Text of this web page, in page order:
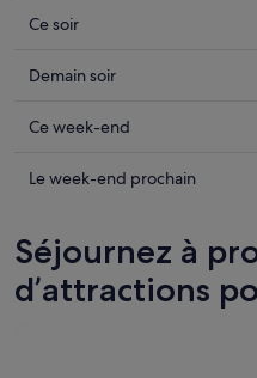
Consulter
prix
Tela
cette
août
-
7
Ce soir
Consulter
prix
Tela
soir,
7
août
Demain soir
Consulter
prix
pour
ce
week-
Ce week-end
Consulter
à
Tela
pour
Le week-end prochain
Séjournez à
d’attractions